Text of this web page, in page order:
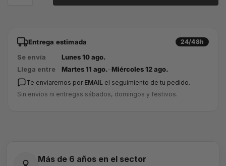
Entrega estimada 24/48h
Se envía
Lunes 10 ago.
Llega entre
Martes 11 ago.–Miércoles 12 ago.
Te enviaremos por EMAIL el seguimiento de tu pedido.
Sin envíos ni entregas sábados, domingos y festivos.
Más de 6 años en el sector